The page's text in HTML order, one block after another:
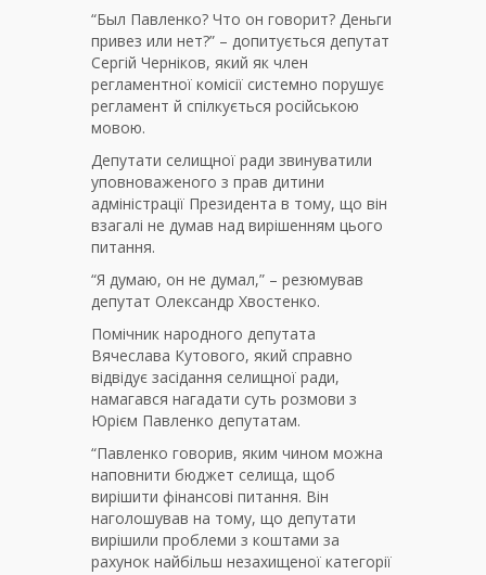
“Был Павленко? Что он говорит? Деньги
привез или нет?” – допитується депутат
Сергій Черніков, який як член
регламентної комісії системно порушує
регламент й спілкується російською
мовою.
Депутати селищної ради звинуватили
уповноваженого з прав дитини
адміністрації Президента в тому, що він
взагалі не думав над вирішенням цього
питання.
“Я думаю, он не думал,” – резюмував
депутат Олександр Хвостенко.
Помічник народного депутата
Вячеслава Кутового, який справно
відвідує засідання селищної ради,
намагався нагадати суть розмови з
Юрієм Павленко депутатам.
“Павленко говорив, яким чином можна
наповнити бюджет селища, щоб
вирішити фінансові питання. Він
наголошував на тому, що депутати
вирішили проблеми з коштами за
рахунок найбільш незахищеної категорії